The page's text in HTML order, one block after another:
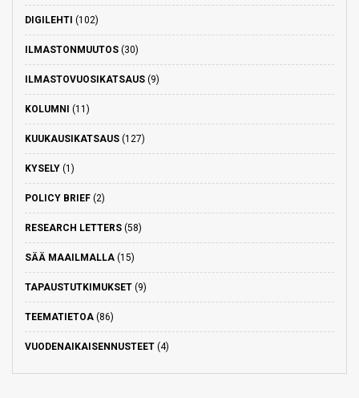
DIGILEHTI (102)
ILMASTONMUUTOS (30)
ILMASTOVUOSIKATSAUS (9)
KOLUMNI (11)
KUUKAUSIKATSAUS (127)
KYSELY (1)
POLICY BRIEF (2)
RESEARCH LETTERS (58)
SÄÄ MAAILMALLA (15)
TAPAUSTUTKIMUKSET (9)
TEEMATIETOA (86)
VUODENAIKAISENNUSTEET (4)